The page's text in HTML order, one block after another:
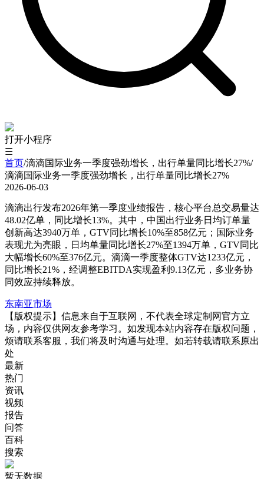
打开小程序
☰
首页/滴滴国际业务一季度强劲增长，出行单量同比增长27%/
滴滴国际业务一季度强劲增长，出行单量同比增长27%
2026-06-03
滴滴出行发布2026年第一季度业绩报告，核心平台总交易量达
48.02亿单，同比增长13%。其中，中国出行业务日均订单量
创新高达3940万单，GTV同比增长10%至858亿元；国际业务
表现尤为亮眼，日均单量同比增长27%至1394万单，GTV同比
大幅增长60%至376亿元。滴滴一季度整体GTV达1233亿元，
同比增长21%，经调整EBITDA实现盈利9.13亿元，多业务协
同效应持续释放。
东南亚市场
【版权提示】信息来自于互联网，不代表全球定制网官方立
场，内容仅供网友参考学习。如发现本站内容存在版权问题，
烦请联系客服，我们将及时沟通与处理。如若转载请联系原出
处
最新
热门
资讯
视频
报告
问答
百科
搜索
暂无数据